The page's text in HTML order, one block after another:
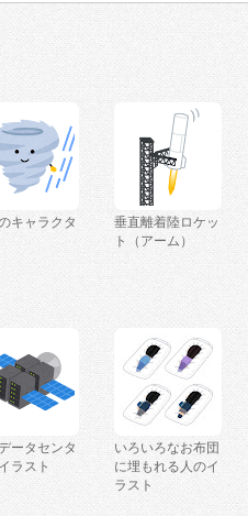
キャラクタ
垂直離着陸ロケッ
ト（アーム）
ータセンタ
ラスト
いろいろなお布団
に埋もれる人のイ
ラスト